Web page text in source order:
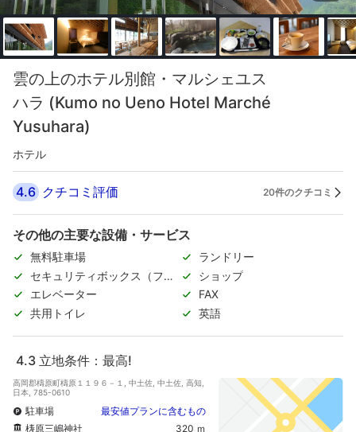
雲の上のホテル別館・マルシェユス
ハラ (Kumo no Ueno Hotel Marché
Yusuhara)
ホテル
4.6 クチコミ評価 20件のクチコミ
その他の主要な設備・サービス
無料駐車場
ランドリー
セキュリティボックス（フロ
ント）
ショップ
エレベーター
FAX
共用トイレ
英語
4.3 立地条件：最高!
高岡郡檮原町檮原１１９６－１, 中土佐, 中土佐, 高知,
日本, 785-0610
駐車場
最安値プランに含むもの
梼原三嶋神社
320 ｍ